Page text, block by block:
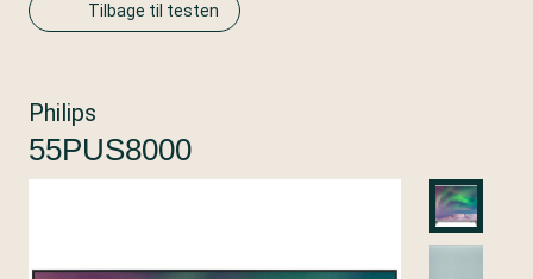
Tilbage til testen
Philips
55PUS8000